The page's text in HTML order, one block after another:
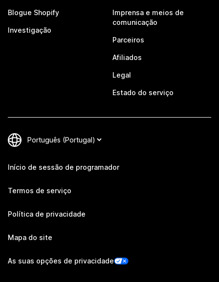
Blogue Shopify
Investigação
Imprensa e meios de
comunicação
Parceiros
Afiliados
Legal
Estado do serviço
Início de sessão de programador
Termos de serviço
Política de privacidade
Mapa do site
As suas opções de privacidade